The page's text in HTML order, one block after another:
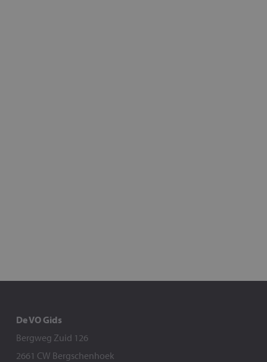
De VO Gids
Bergweg Zuid 126
2661 CW Bergschenhoek